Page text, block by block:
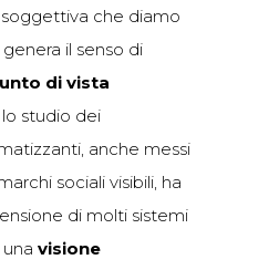
che diamo
il senso di
di vista
lo studio dei
anche messi
sociali visibili, ha
di molti sistemi
visione